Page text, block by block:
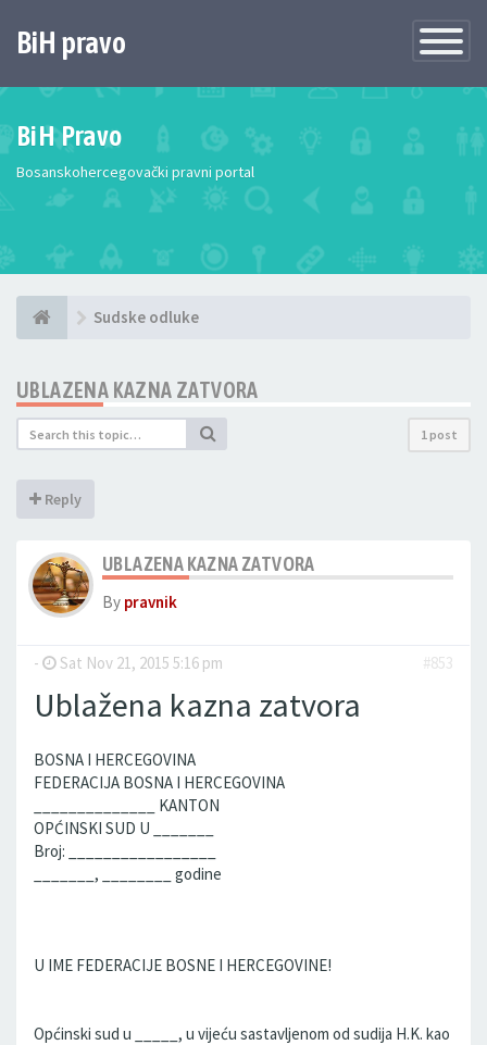
Toggle
BiH pravo
BiH Pravo
Bosanskohercegovački pravni portal
Sudske odluke
UBLAZENA KAZNA ZATVORA
1 post
Reply
UBLAZENA KAZNA ZATVORA
By pravnik
- Sat Nov 21, 2015 5:16 pm #853
Ublažena kazna zatvora
BOSNA I HERCEGOVINA
FEDERACIJA BOSNA I HERCEGOVINA
______________ KANTON
OPĆINSKI SUD U _______
Broj: _________________
_______, ________ godine
U IME FEDERACIJE BOSNE I HERCEGOVINE!
Općinski sud u _____, u vijeću sastavljenom od sudija H.K. kao